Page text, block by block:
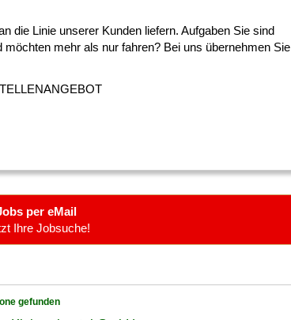
die Linie unserer Kunden liefern. Aufgaben Sie sind
möchten mehr als nur fahren? Bei uns übernehmen Sie
per eMail
Ihre Jobsuche!
gefunden